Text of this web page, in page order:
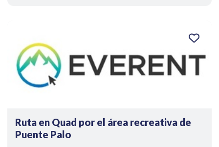
Ruta en Quad por el área recreativa de
Puente Palo